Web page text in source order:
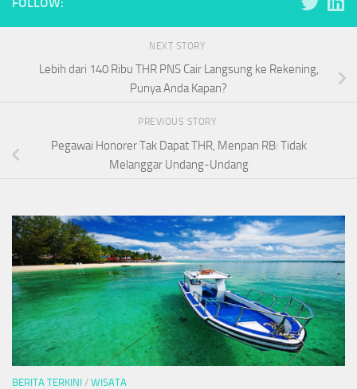
NEXT STORY
Lebih dari 140 Ribu THR PNS Cair Langsung ke Rekening,
Punya Anda Kapan?
PREVIOUS STORY
Pegawai Honorer Tak Dapat THR, Menpan RB: Tidak
Melanggar Undang-Undang
BERITA TERKINI / WISATA